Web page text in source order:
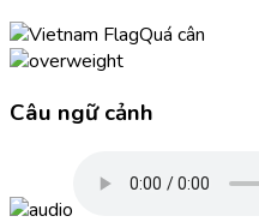
Quá cân
Câu ngữ cảnh